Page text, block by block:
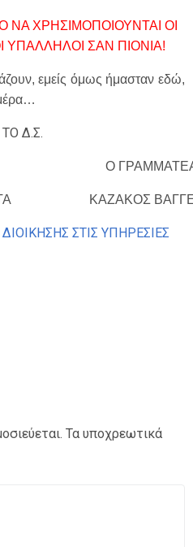
ΧΡΗΣΙΜΟΠΟΙΟΥΝΤΑΙ ΟΙ
ΥΠΑΛΛΗΛΟΙ ΣΑΝ ΠΙΟΝΙΑ!
εμείς όμως ήμασταν εδώ,
ΤΟ Δ.Σ.
Ο
ΚΑΖΑΚΟΣ
ΣΤΙΣ ΥΠΗΡΕΣΙΕΣ
Τα υποχρεωτικά